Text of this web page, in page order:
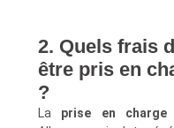
2. Quels frais
être pris en
?
La prise en